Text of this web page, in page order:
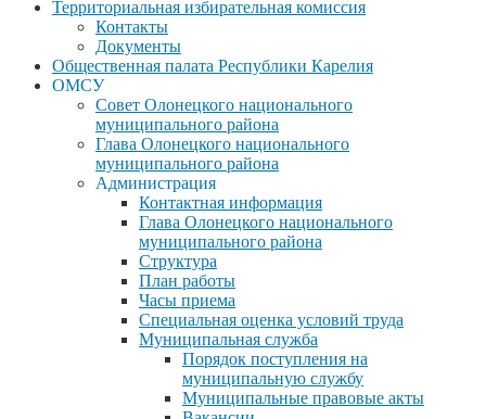
Территориальная избирательная комиссия
Контакты
Документы
Общественная палата Республики Карелия
ОМСУ
Совет Олонецкого национального
муниципального района
Глава Олонецкого национального
муниципального района
Администрация
Контактная информация
Глава Олонецкого национального
муниципального района
Структура
План работы
Часы приема
Специальная оценка условий труда
Муниципальная служба
Порядок поступления на
муниципальную службу
Муниципальные правовые акты